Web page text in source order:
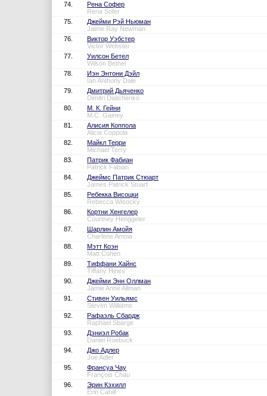
74.
Рена Софер
Rena Sofer
75.
Джейми Рэй Ньюман
Jaime Ray Newman
76.
Виктор Уэбстер
Victor Webster
77.
Уилсон Бетел
Wilson Bethel
78.
Иэн Энтони Дэйл
Ian Anthony Dale
79.
Дмитрий Дьяченко
Dimitri Diatchenko
80.
М. К. Гейни
M.C. Gainey
81.
Алисия Коппола
Alicia Coppola
82.
Майкл Терри
Michael Terry
83.
Патрик Фабиан
Patrick Fabian
84.
Джеймс Патрик Стюарт
James Patrick Stuart
85.
Ребекка Висоцки
Rebecca Wisocky
86.
Кортни Хенгелер
Courtney Henggeler
87.
Шарлин Амойя
Charlene Amoia
88.
Мэтт Коэн
Matt Cohen
89.
Тиффани Хайнс
Tiffany Hines
90.
Джейми Энн Оллман
Jamie Anne Allman
91.
Стивен Уильямс
Steven Williams
92.
Рафаэль Сбардж
Raphael Sbarge
93.
Дэниэл Робак
Daniel Roebuck
94.
Джо Адлер
Joe Adler
95.
Франсуа Чау
François Chau
96.
Эрин Кэхилл
Erin Cahill